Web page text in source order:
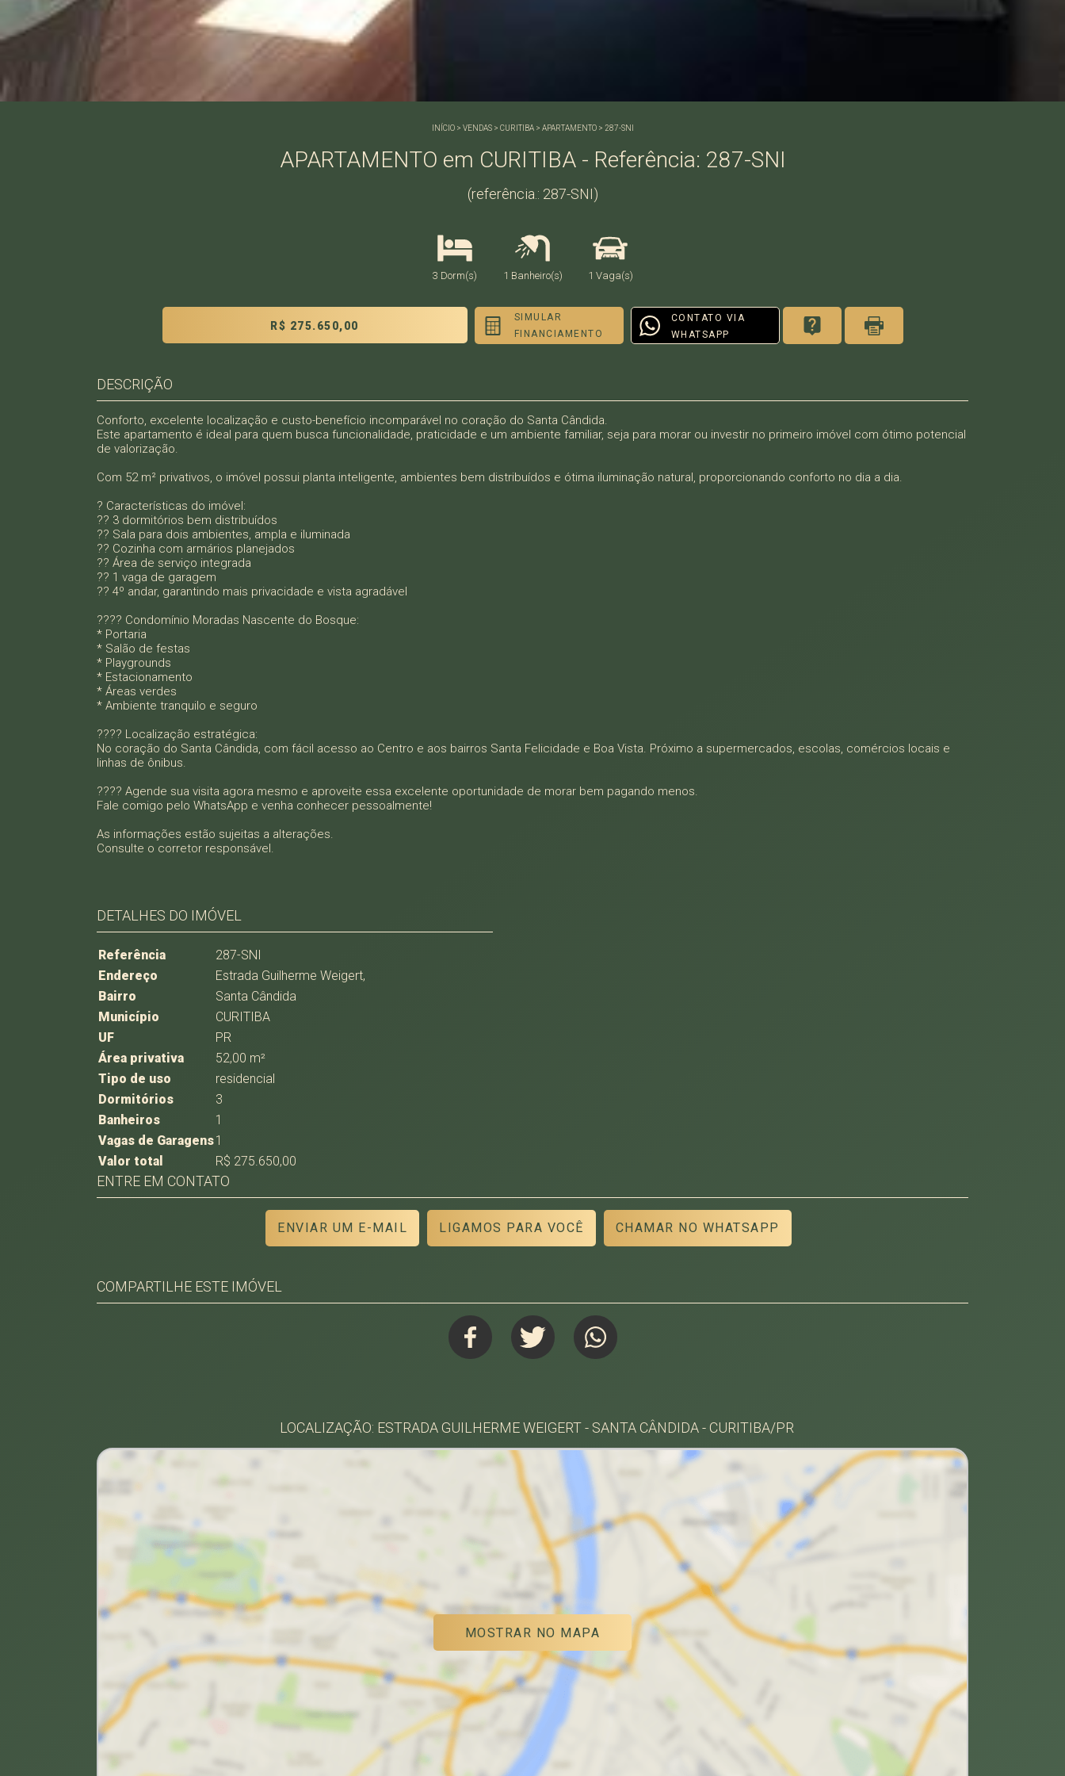
INÍCIO> VENDAS> CURITIBA> APARTAMENTO> 287-SNI
APARTAMENTO em CURITIBA - Referência: 287-SNI
(referência.: 287-SNI)
3 Dorm(s) 1 Banheiro(s) 1 Vaga(s)
R$ 275.650,00
SIMULAR
FINANCIAMENTO
CONTATO VIA
WHATSAPP
DESCRIÇÃO
Conforto, excelente localização e custo-benefício incomparável no coração do Santa Cândida.
Este apartamento é ideal para quem busca funcionalidade, praticidade e um ambiente familiar, seja para morar ou investir no primeiro imóvel com ótimo potencial
de valorização.
Com 52 m² privativos, o imóvel possui planta inteligente, ambientes bem distribuídos e ótima iluminação natural, proporcionando conforto no dia a dia.
? Características do imóvel:
?? 3 dormitórios bem distribuídos
?? Sala para dois ambientes, ampla e iluminada
?? Cozinha com armários planejados
?? Área de serviço integrada
?? 1 vaga de garagem
?? 4º andar, garantindo mais privacidade e vista agradável
???? Condomínio Moradas Nascente do Bosque:
* Portaria
* Salão de festas
* Playgrounds
* Estacionamento
* Áreas verdes
* Ambiente tranquilo e seguro
???? Localização estratégica:
No coração do Santa Cândida, com fácil acesso ao Centro e aos bairros Santa Felicidade e Boa Vista. Próximo a supermercados, escolas, comércios locais e
linhas de ônibus.
???? Agende sua visita agora mesmo e aproveite essa excelente oportunidade de morar bem pagando menos.
Fale comigo pelo WhatsApp e venha conhecer pessoalmente!
As informações estão sujeitas a alterações.
Consulte o corretor responsável.
DETALHES DO IMÓVEL
Referência
287-SNI
Endereço
Estrada Guilherme Weigert,
Bairro
Santa Cândida
Município
CURITIBA
UF
PR
Área privativa
52,00 m²
Tipo de uso
residencial
Dormitórios
3
Banheiros
1
Vagas de Garagens1
Valor total
R$ 275.650,00
ENTRE EM CONTATO
ENVIAR UM E-MAIL LIGAMOS PARA VOCÊ CHAMAR NO WHATSAPP
COMPARTILHE ESTE IMÓVEL
LOCALIZAÇÃO: ESTRADA GUILHERME WEIGERT - SANTA CÂNDIDA - CURITIBA/PR
MOSTRAR NO MAPA